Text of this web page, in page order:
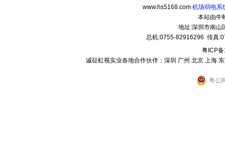
www.hs5168.com 机场弱电系
本站由牛
地址:深圳市南山
总机:0755-82916296 传真
粤ICP
诚征虹视实业各地合作伙伴：深圳 广州 北京 上海
粤公